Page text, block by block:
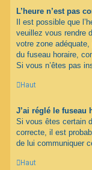
L’heure n’est pas
Il est possible que
veuillez vous rendre
votre zone
du fuseau horaire,
Si vous n’êtes pas
Haut
J’ai réglé le fuseau
Si vous êtes certain
correcte, il est
de lui communiquer
Haut